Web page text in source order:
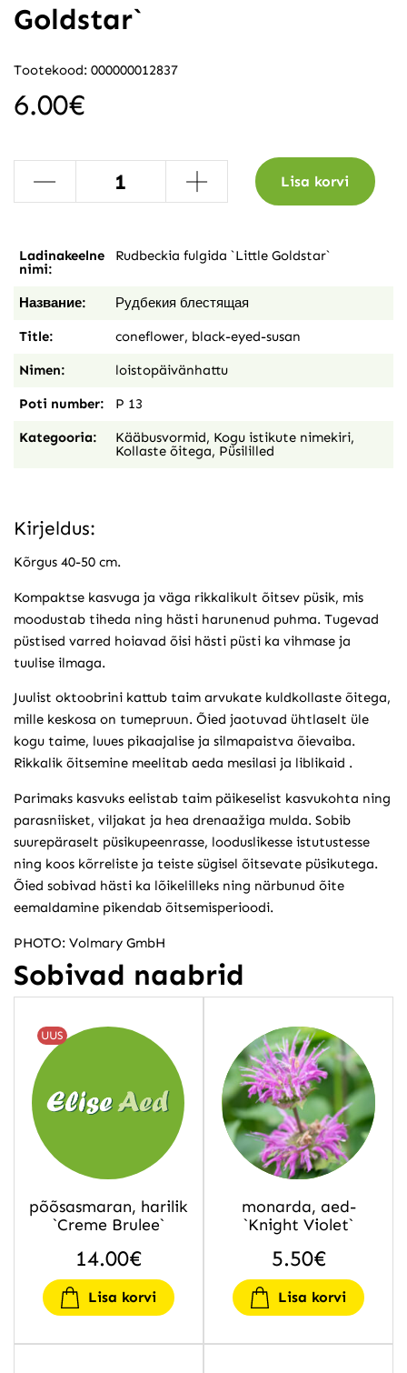
Goldstar`
Tootekood: 000000012837
6.00€
- + Lisa korvi
Ladinakeelne
nimi:
Rudbeckia fulgida `Little Goldstar`
Название: Рудбекия блестящая
Title: coneflower, black-eyed-susan
Nimen: loistopäivänhattu
Poti number: P 13
Kategooria: Kääbusvormid, Kogu istikute nimekiri,
Kollaste õitega, Püsililled
Kirjeldus:
Kõrgus 40-50 cm.
Kompaktse kasvuga ja väga rikkalikult õitsev püsik, mis
moodustab tiheda ning hästi harunenud puhma. Tugevad
püstised varred hoiavad õisi hästi püsti ka vihmase ja
tuulise ilmaga.
Juulist oktoobrini kattub taim arvukate kuldkollaste õitega,
mille keskosa on tumepruun. Õied jaotuvad ühtlaselt üle
kogu taime, luues pikaajalise ja silmapaistva õievaiba.
Rikkalik õitsemine meelitab aeda mesilasi ja liblikaid .
Parimaks kasvuks eelistab taim päikeselist kasvukohta ning
parasniisket, viljakat ja hea drenaažiga mulda. Sobib
suurepäraselt püsikupeenrasse, looduslikesse istutustesse
ning koos kõrreliste ja teiste sügisel õitsevate püsikutega.
Õied sobivad hästi ka lõikelilleks ning närbunud õite
eemaldamine pikendab õitsemisperioodi.
PHOTO: Volmary GmbH
Sobivad naabrid
UUS
põõsasmaran, harilik
`Creme Brulee`
14.00€
Lisa korvi
monarda, aed-
`Knight Violet`
5.50€
Lisa korvi